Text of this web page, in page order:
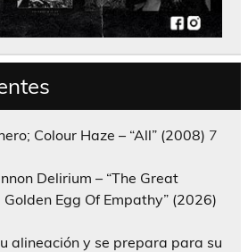
Colour Haze – “All” (2008) 7
Delirium – “The Great
Egg Of Empathy” (2026)
alineación y se prepara para su